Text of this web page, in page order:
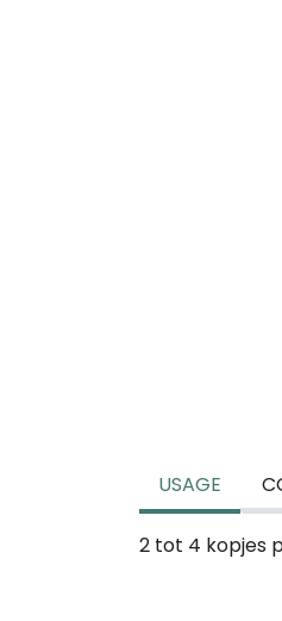
USAGE
2 tot 4 kopjes